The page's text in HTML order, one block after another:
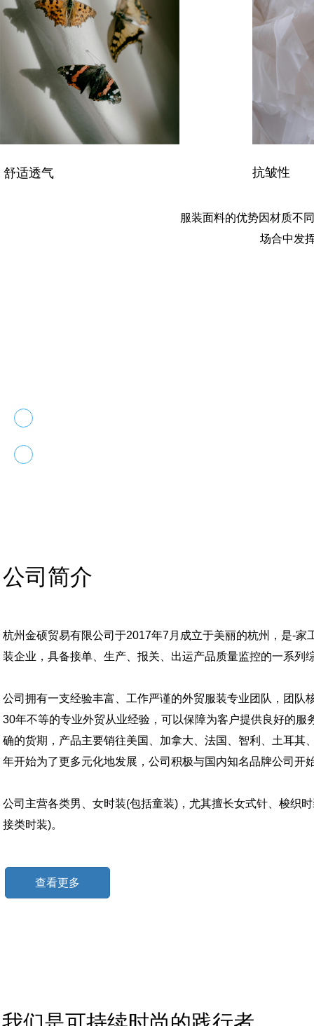
舒适透气 抗皱性
服装面料的优势因材质不
场合中发
公司简介
杭州金硕贸易有限公司于2017年7月成立于美丽的杭州，是-家
装企业，具备接单、生产、报关、出运产品质量监控的一系列
公司拥有一支经验丰富、工作严谨的外贸服装专业团队，团队
30年不等的专业外贸从业经验，可以保障为客户提供良好的服
确的货期，产品主要销往美国、加拿大、法国、智利、土耳其
年开始为了更多元化地发展，公司积极与国内知名品牌公司开
公司主营各类男、女时装(包括童装)，尤其擅长女式针、梭织
接类时装)。
查看更多